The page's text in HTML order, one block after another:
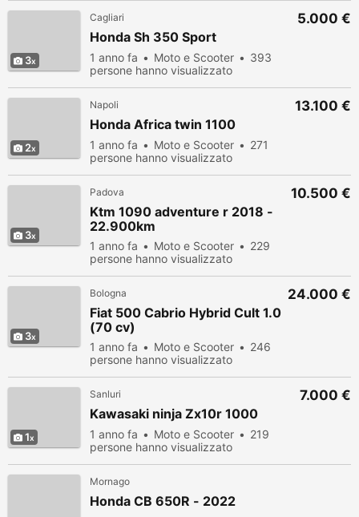
3
Cagliari
Honda Sh 350 Sport
1 anno fa Moto e Scooter
393
persone hanno visualizzato
5.000 €
2
Napoli
Honda Africa twin 1100
1 anno fa Moto e Scooter
271
persone hanno visualizzato
13.100 €
3
Padova
Ktm 1090 adventure r 2018 -
22.900km
1 anno fa Moto e Scooter
229
persone hanno visualizzato
10.500 €
3
Bologna
Fiat 500 Cabrio Hybrid Cult 1.0
(70 cv)
1 anno fa Moto e Scooter
246
persone hanno visualizzato
24.000 €
1
Sanluri
Kawasaki ninja Zx10r 1000
1 anno fa Moto e Scooter
219
persone hanno visualizzato
7.000 €
Mornago
Honda CB 650R - 2022